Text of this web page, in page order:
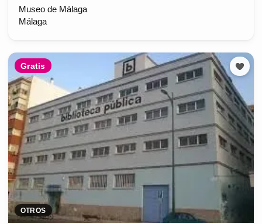
Museo de Málaga
Málaga
Gratis
OTROS